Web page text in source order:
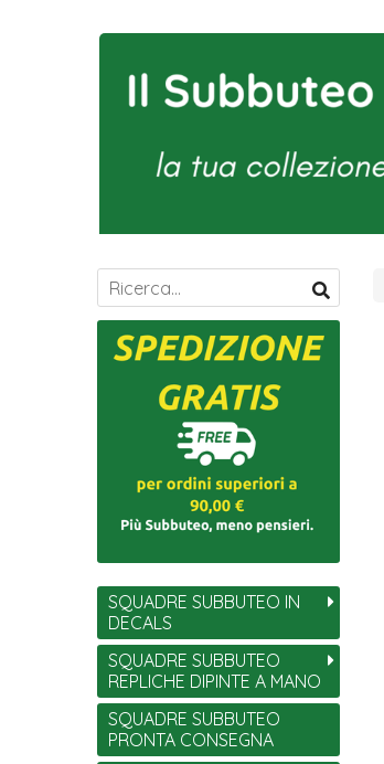
SQUADRE SUBBUTEO IN
DECALS
SQUADRE SUBBUTEO
REPLICHE DIPINTE A MANO
SQUADRE SUBBUTEO
PRONTA CONSEGNA